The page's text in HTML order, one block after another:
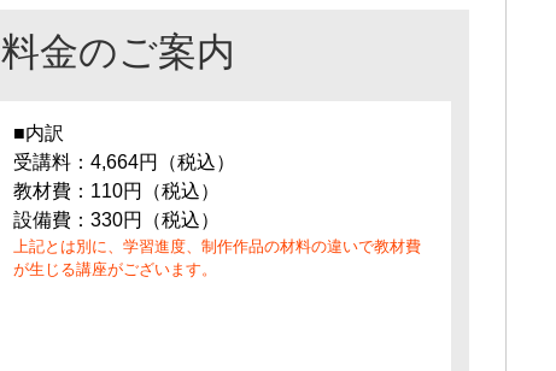
料金のご案内
■内訳
受講料：4,664円（税込）
教材費：110円（税込）
設備費：330円（税込）
上記とは別に、学習進度、制作作品の材料の違いで教材費
が生じる講座がございます。